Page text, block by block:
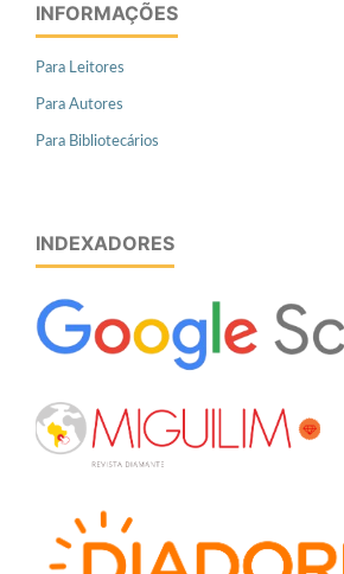
INFORMAÇÕES
Para Leitores
Para Autores
Para Bibliotecários
INDEXADORES